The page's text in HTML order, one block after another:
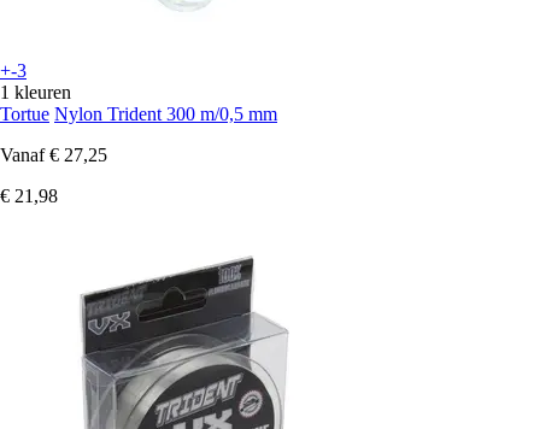
+-3
1 kleuren
Tortue Nylon Trident 300 m/0,5 mm
Vanaf € 27,25
€ 21,98